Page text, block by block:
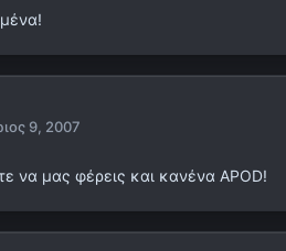
9, 2007
να μας φέρεις και κανένα APOD!